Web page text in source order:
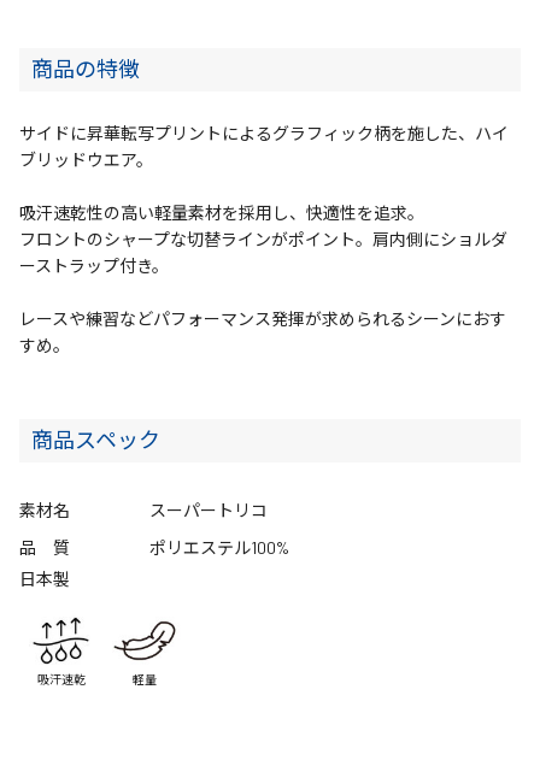
商品の特徴
サイドに昇華転写プリントによるグラフィック柄を施した、ハイ
ブリッドウエア。
吸汗速乾性の高い軽量素材を採用し、快適性を追求。
フロントのシャープな切替ラインがポイント。肩内側にショルダ
ーストラップ付き。
レースや練習などパフォーマンス発揮が求められるシーンにおす
すめ。
商品スペック
素材名
スーパートリコ
品 質
ポリエステル100%
日本製
吸汗速乾 軽量